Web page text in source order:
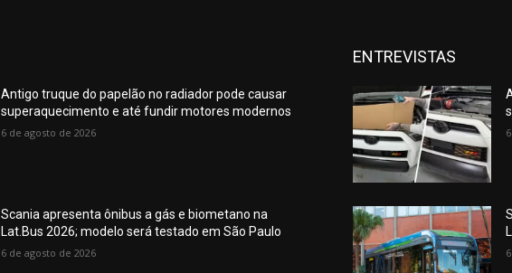
Antigo truque do papelão no radiador pode causar
superaquecimento e até fundir motores modernos
6 de agosto de 2026
Scania apresenta ônibus a gás e biometano na
Lat.Bus 2026; modelo será testado em São Paulo
6 de agosto de 2026
ENTREVISTAS